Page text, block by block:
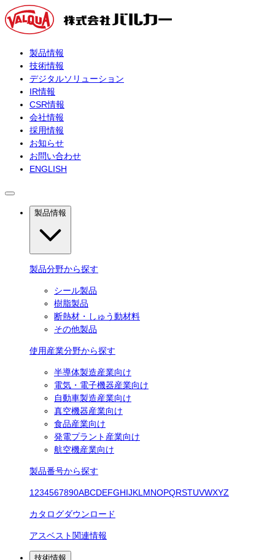
製品情報
技術情報
デジタルソリューション
IR情報
CSR情報
会社情報
採用情報
お知らせ
お問い合わせ
ENGLISH
製品情報
製品分野から探す
シール製品
樹脂製品
断熱材・しゅう動材料
その他製品
使用産業分野から探す
半導体製造産業向け
電気・電子機器産業向け
自動車製造産業向け
真空機器産業向け
食品産業向け
発電プラント産業向け
航空機産業向け
製品番号から探す
1 234567890ABCDEFGHIJKL MNOPQRSTUVWXYZ
カタログダウンロード
アスベスト関連情報
技術情報